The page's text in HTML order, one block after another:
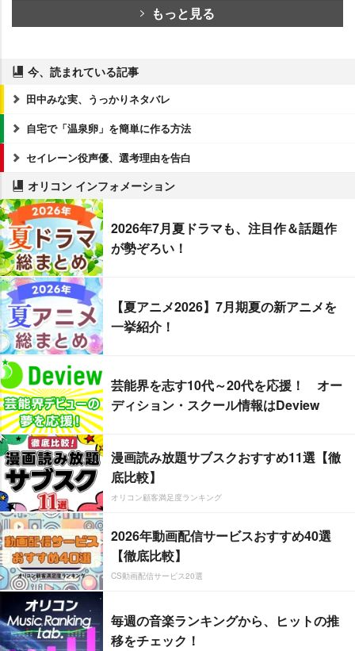
もっと見る
今、読まれている記事
田中みな実、うっかりネタバレ
自宅で「温泉卵」を簡単に作る方法
セイレーン役声優、選考理由を告白
オリコン インフォメーション
2026年7月夏ドラマも、注目作＆話題作
が勢ぞろい！
【夏アニメ2026】7月期夏の新アニメを
一挙紹介！
芸能界を志す10代～20代を応援！ オー
ディション・スクール情報はDeview
漫画読み放題サブスクおすすめ11選【徹
底比較】
オリコン顧客満足度ランキング
2026年動画配信サービスおすすめ40選
【徹底比較】
CS動画配信サービス20選
毎週の音楽ランキングから、ヒットの推
移をチェック！